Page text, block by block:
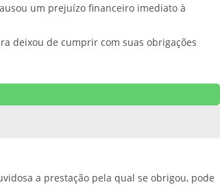
um prejuízo financeiro imediato à
deixou de cumprir com suas obrigações
a prestação pela qual se obrigou, pode